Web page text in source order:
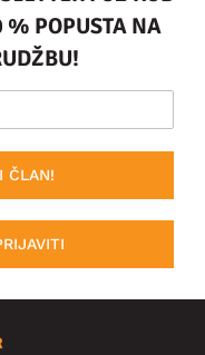
% POPUSTA NA
ČLAN!